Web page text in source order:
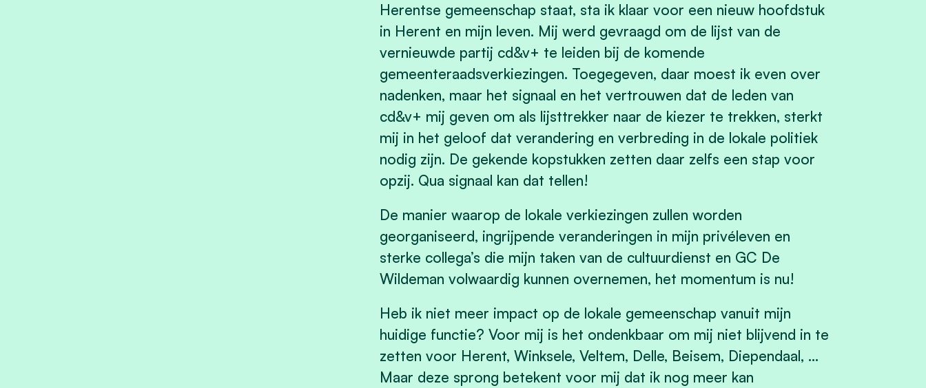
Herentse gemeenschap staat, sta ik klaar voor een nieuw hoofdstuk
in Herent en mijn leven. Mij werd gevraagd om de lijst van de
vernieuwde partij cd&v+ te leiden bij de komende
gemeenteraadsverkiezingen. Toegegeven, daar moest ik even over
nadenken, maar het signaal en het vertrouwen dat de leden van
cd&v+ mij geven om als lijsttrekker naar de kiezer te trekken, sterkt
mij in het geloof dat verandering en verbreding in de lokale politiek
nodig zijn. De gekende kopstukken zetten daar zelfs een stap voor
opzij. Qua signaal kan dat tellen!
De manier waarop de lokale verkiezingen zullen worden
georganiseerd, ingrijpende veranderingen in mijn privéleven en
sterke collega’s die mijn taken van de cultuurdienst en GC De
Wildeman volwaardig kunnen overnemen, het momentum is nu!
Heb ik niet meer impact op de lokale gemeenschap vanuit mijn
huidige functie? Voor mij is het ondenkbaar om mij niet blijvend in te
zetten voor Herent, Winksele, Veltem, Delle, Beisem, Diependaal, ...
Maar deze sprong betekent voor mij dat ik nog meer kan